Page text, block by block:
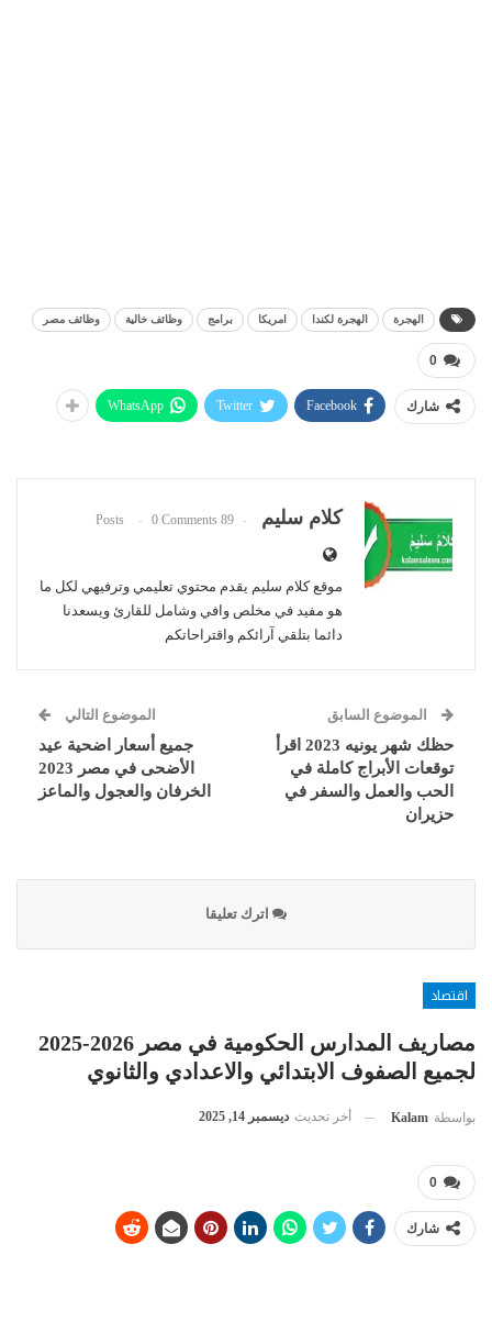
الهجرة الهجرة لكندا امريكا برامج وظائف خالية وظائف مصر
0
شارك Facebook
Twitter
WhatsApp
كلام سليم 89 Posts
0 Comments
موقع كلام سليم يقدم محتوي تعليمي وترفيهي لكل ما
هو مفيد في مخلص وافي وشامل للقارئ ويسعدنا
دائما بتلقي آرائكم واقتراحاتكم
الموضوع السابق
حظك شهر يونيه 2023 اقرأ
توقعات الأبراج كاملة في
الحب والعمل والسفر في
حزيران
الموضوع التالي
جميع أسعار اضحية عيد
الأضحى في مصر 2023
الخرفان والعجول والماعز
اترك تعليقا
اقتصاد
مصاريف المدارس الحكومية في مصر 2026-2025
لجميع الصفوف الابتدائي والاعدادي والثانوي
بواسطة Kalam أخر تحديث ديسمبر 14, 2025
0
شارك